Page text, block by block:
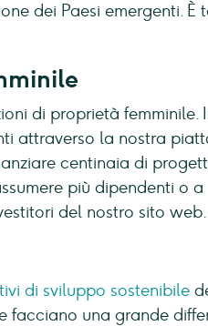
dei Paesi emergenti. È
di proprietà femminile.
attraverso la nostra
centinaia di
più dipendenti o a
del nostro sito web.
di sviluppo sostenibile
facciano una grande